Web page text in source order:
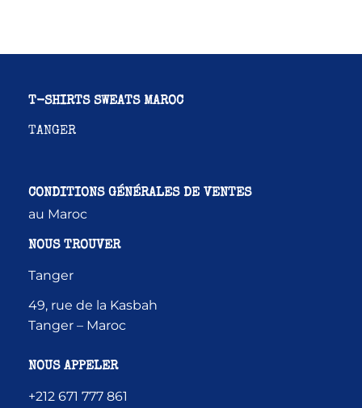
T-SHIRTS SWEATS MAROC
TANGER
CONDITIONS GÉNÉRALES DE VENTES
au Maroc
NOUS TROUVER
Tanger
49, rue de la Kasbah
Tanger – Maroc
NOUS APPELER
+212 671 777 861